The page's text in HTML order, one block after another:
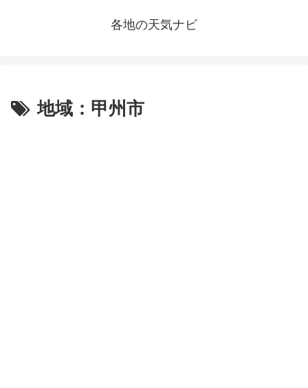
各地の天気ナビ
地域：甲州市